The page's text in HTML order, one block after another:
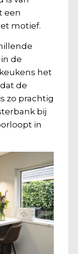
een
motief.
de
het
de
zo prachtig
bij
in